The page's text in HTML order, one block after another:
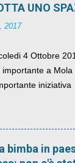
UNO
2017
4 Ottobre
importante a
iniziativa
bimba in